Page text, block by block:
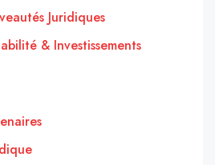
Juridiques
& Investissements